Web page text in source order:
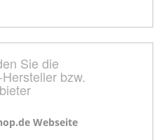
Sie die
bzw.